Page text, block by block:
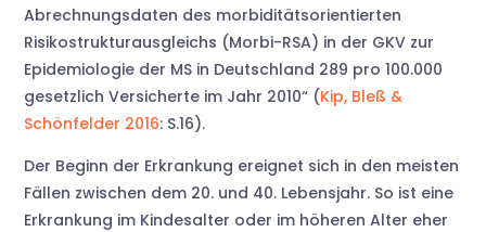
Abrechnungsdaten des morbiditätsorientierten
Risikostrukturausgleichs (Morbi-RSA) in der GKV zur
Epidemiologie der MS in Deutschland 289 pro 100.000
gesetzlich Versicherte im Jahr 2010“ (Kip, Bleß &
Schönfelder 2016: S.16).
Der Beginn der Erkrankung ereignet sich in den meisten
Fällen zwischen dem 20. und 40. Lebensjahr. So ist eine
Erkrankung im Kindesalter oder im höheren Alter eher